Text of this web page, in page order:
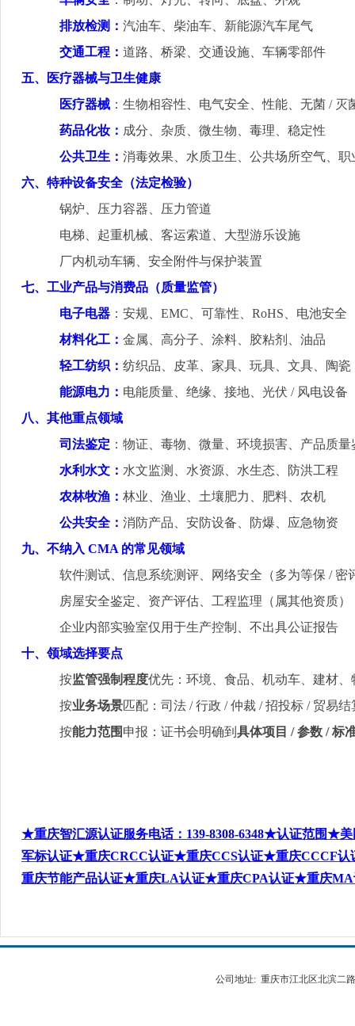
排放检测： 汽油车、柴油车、新能源汽车尾气
交通工程： 道路、桥梁、交通设施、车辆零部件
五、医疗器械与卫生健康
医疗器械 ：生物相容性、电气安全、性能、无菌 / 灭
药品化妆： 成分、杂质、微生物、毒理、稳定性
公共卫生： 消毒效果、水质卫生、公共场所空气、职
六、特种设备安全（法定检验）
锅炉、压力容器、压力管道
电梯、起重机械、客运索道、大型游乐设施
厂内机动车辆、安全附件与保护装置
七、工业产品与消费品（质量监管）
电子电器 ：安规、 EMC 、可靠性、 RoHS 、电池安全
材料化工： 金属、高分子、涂料、胶粘剂、油品
轻工纺织： 纺织品、皮革、家具、玩具、文具、陶瓷
能源电力： 电能质量、绝缘、接地、光伏 / 风电设备
八、其他重点领域
司法鉴定 ：物证、毒物、微量、环境损害、产品质量
水利水文： 水文监测、水资源、水生态、防洪工程
农林牧渔： 林业、渔业、土壤肥力、肥料、农机
公共安全： 消防产品、安防设备、防爆、应急物资
九、不纳入 CMA 的常见领域
软件测试、信息系统测评、网络安全（多为等保 / 密
房屋安全鉴定、资产评估、工程监理（属其他资质）
企业内部实验室仅用于生产控制、不出具公证报告
十、领域选择要点
按监管强制程度优先：环境、食品、机动车、建材、
按业务场景匹配：司法 /行政 /仲裁 /招投标 / 贸易结
按能力范围 申报：证书会明确到 具体项目 /参数 /标
★重庆智汇源认证服务电话：139-8308-6348★认证范围★
军标认证★重庆CRCC认证★重庆CCS认证★重庆CCCF认
重庆节能产品认证★重庆LA认证★重庆CPA认证★重庆MA
公司地址: 重庆市江北区北滨二